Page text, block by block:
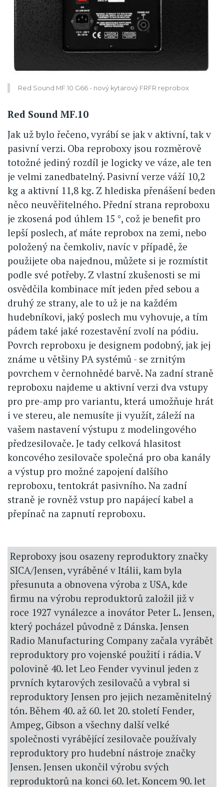
Red Sound MF.10 G66 - nový kytarový FRFR reprobox
Red Sound MF.10
Jak už bylo řečeno, vyrábí se jak v aktivní, tak v
pasivní verzi. Oba reproboxy jsou rozměrově
totožné jediný rozdíl je logicky ve váze, ale ten
je velmi zanedbatelný. Pasivní verze váží 10,2
kg a aktivní 11,8 kg. Z hlediska přenášení beden
něco neuvěřitelného. Přední strana reproboxu
je zkosená pod úhlem 15 °, což je benefit pro
lepší poslech, ať máte reprobox na zemi, nebo
položený na čemkoliv, navíc v případě, že
použijete oba najednou, můžete si je rozmístit
podle své potřeby. Z vlastní zkušenosti se mi
osvědčila kombinace mít jeden před sebou a
druhý ze strany, ale to už je na každém
hudebníkovi, jaký poslech mu vyhovuje, a tím
pádem také jaké rozestavění zvolí na pódiu.
Povrch reproboxu je designem podobný, jak jej
známe u většiny PA systémů - se zrnitým
povrchem v černohnědé barvě. Na zadní straně
reproboxu najdeme u aktivní verzi dva vstupy
pro pre-amp pro variantu, která umožňuje hrát
i ve stereu, ale nemusíte ji využít, záleží na
vašem nastavení výstupu z modelingového
předzesilovače. Je tady celková hlasitost
koncového zesilovače společná pro oba kanály
a výstup pro možné zapojení dalšího
reproboxu, tentokrát pasivního. Na zadní
straně je rovněž vstup pro napájecí kabel a
přepínač na zapnutí reproboxu.
Reproboxy jsou osazeny reproduktory značky
SICA/Jensen, vyráběné v Itálii, kam byla
přesunuta a obnovena výroba z USA, kde
firmu na výrobu reproduktorů založil již v
roce 1927 vynálezce a inovátor Peter L. Jensen,
který pocházel původně z Dánska. Jensen
Radio Manufacturing Company začala vyrábět
reproduktory pro vojenské použití i rádia. V
polovině 40. let Leo Fender vyvinul jeden z
prvních kytarových zesilovačů a vybral si
reproduktory Jensen pro jejich nezaměnitelný
tón. Během 40. až 60. let 20. století Fender,
Ampeg, Gibson a všechny další velké
společnosti vyrábějící zesilovače používaly
reproduktory pro hudební nástroje značky
Jensen. Jensen ukončil výrobu svých
reproduktorů na konci 60. let. Koncem 90. let